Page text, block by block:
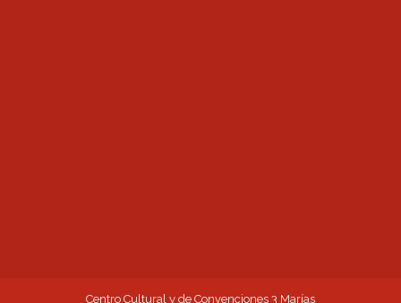
Centro Cultural y de Convenciones 3 Marías